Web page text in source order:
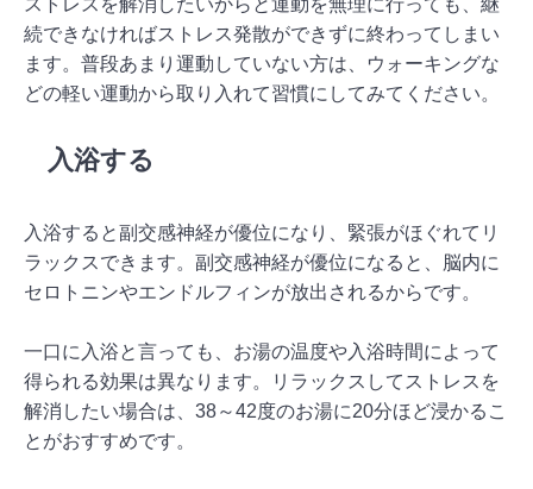
ストレスを解消したいからと運動を無理に行っても、継
続できなければストレス発散ができずに終わってしまい
ます。普段あまり運動していない方は、ウォーキングな
どの軽い運動から取り入れて習慣にしてみてください。
入浴する
入浴すると副交感神経が優位になり、緊張がほぐれてリ
ラックスできます。副交感神経が優位になると、脳内に
セロトニンやエンドルフィンが放出されるからです。
一口に入浴と言っても、お湯の温度や入浴時間によって
得られる効果は異なります。リラックスしてストレスを
解消したい場合は、38～42度のお湯に20分ほど浸かるこ
とがおすすめです。